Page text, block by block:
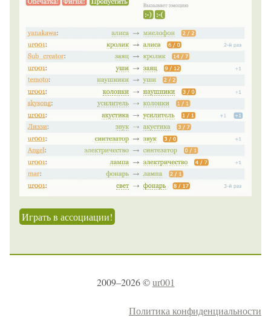
Играть в ассоциации!
2009–2026 ©ur001
Политика конфиденциальности